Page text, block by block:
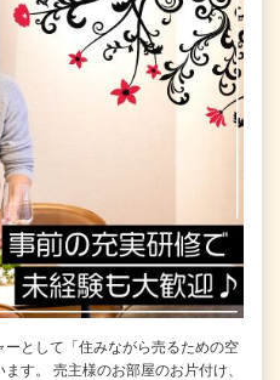
ーとして「住みながら売るための空
す。 売主様のお部屋のお片付け、